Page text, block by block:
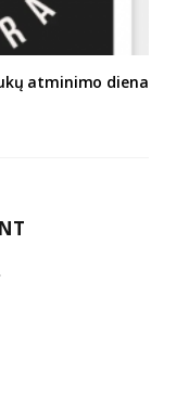
atminimo diena